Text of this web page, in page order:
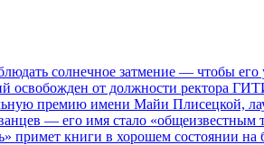
солнечное затмение — чтобы его
освобожден от должности ректора
премию имени Майи Плисецкой,
— его имя стало «общеизвестным
примет книги в хорошем состоянии на